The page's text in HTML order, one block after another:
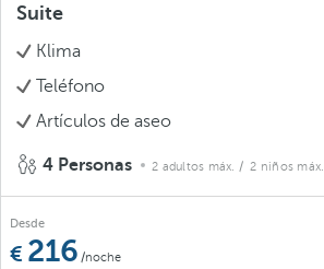
Suite
Klima
Teléfono
Artículos de aseo
4 Personas 2 adultos máx. / 2 niños máx.
Desde
216 /noche